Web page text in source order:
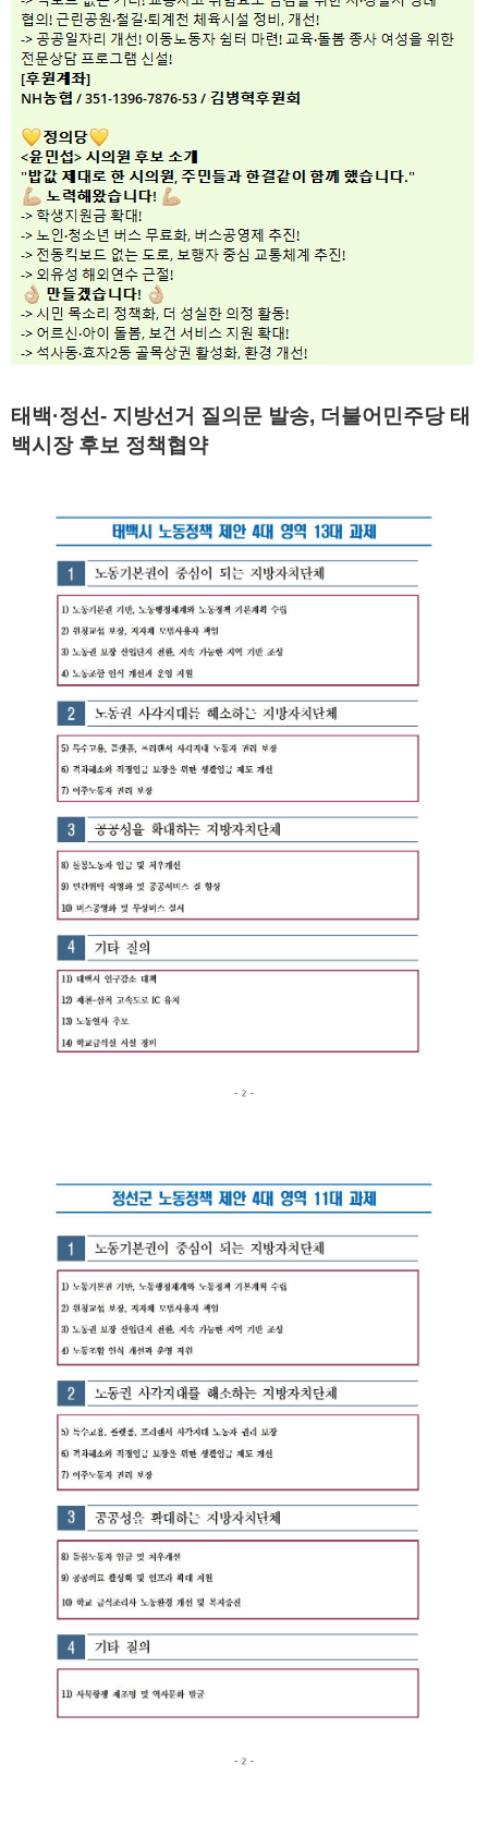
태백·정선- 지방선거 질의문 발송, 더불어민주당 태
백시장 후보 정책협약